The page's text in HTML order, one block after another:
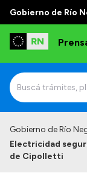
Gobierno de Río
Institucional
Gobierno de Río
Electricidad
de Cipolletti